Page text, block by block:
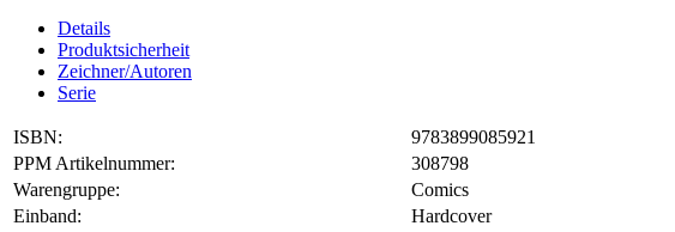
Details
Produktsicherheit
Zeichner/Autoren
Serie
ISBN:
9783899085921
PPM Artikelnummer:
308798
Warengruppe:
Comics
Einband:
Hardcover